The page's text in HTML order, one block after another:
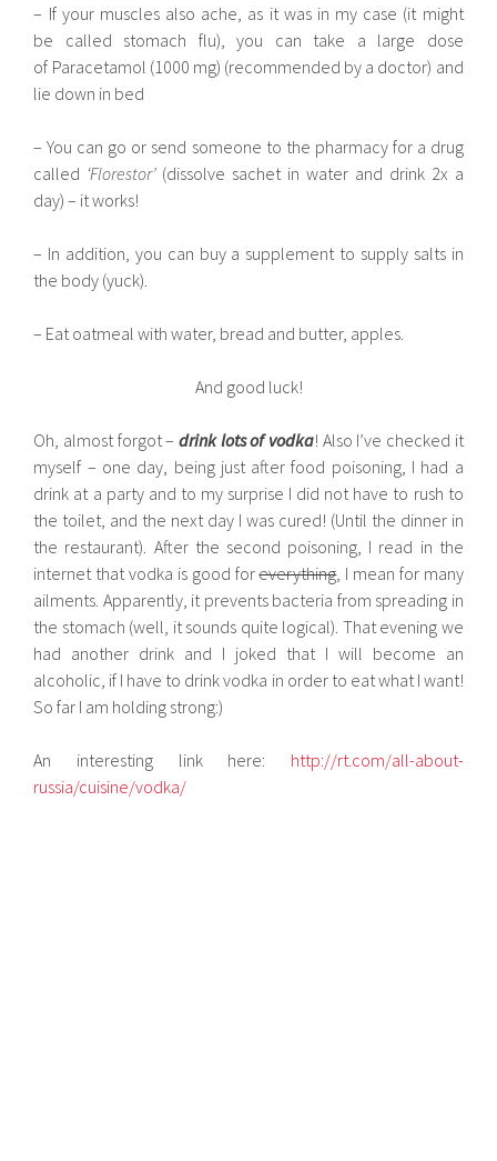
– If your muscles also ache, as it was in my case (it might
be called stomach flu), you can take a large dose
of Paracetamol (1000 mg) (recommended by a doctor) and
lie down in bed
– You can go or send someone to the pharmacy for a drug
called ‘Florestor’(dissolve sachet in water and drink 2x a
day) – it works!
– In addition, you can buy a supplement to supply salts in
the body (yuck).
– Eat oatmeal with water, bread and butter, apples.
And good luck!
Oh, almost forgot –drink lots of vodka! Also I’ve checked it
myself – one day, being just after food poisoning, I had a
drink at a party and to my surprise I did not have to rush to
the toilet, and the next day I was cured! (Until the dinner in
the restaurant). After the second poisoning, I read in the
internet that vodka is good foreverything, I mean for many
ailments. Apparently, it prevents bacteria from spreading in
the stomach (well, it sounds quite logical). That evening we
had another drink and I joked that I will become an
alcoholic, if I have to drink vodka in order to eat what I want!
So far I am holding strong:)
An interesting link here: http://rt.com/all-about-
russia/cuisine/vodka/